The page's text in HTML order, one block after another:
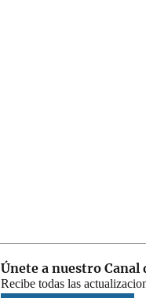
Únete a nuestro Canal
Recibe todas las